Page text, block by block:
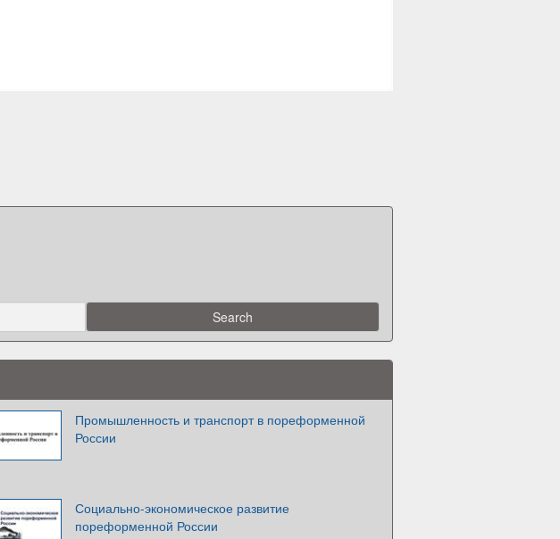
Промышленность и транспорт в пореформенной
России
Социально-экономическое развитие
пореформенной России